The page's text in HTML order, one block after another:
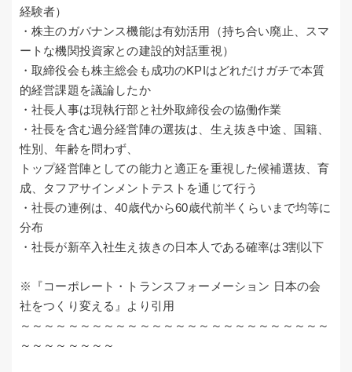
経験者）
・株主のガバナンス機能は有効活用（持ち合い廃止、スマ
ートな機関投資家との建設的対話重視）
・取締役会も株主総会も成功のKPIはどれだけガチで本質
的経営課題を議論したか
・社長人事は現執行部と社外取締役会の協働作業
・社長を含む過分経営陣の選抜は、生え抜き中途、国籍、
性別、年齢を問わず、
トップ経営陣としての能力と適正を重視した候補選抜、育
成、タフアサインメントテストを通じて行う
・社長の連例は、40歳代から60歳代前半くらいまで均等に
分布
・社長が新卒入社生え抜きの日本人である確率は3割以下
※『コーポレート・トランスフォーメーション 日本の会
社をつくり変える』より引用
～～～～～～～～～～～～～～～～～～～～～～～～～～
～～～～～～～～